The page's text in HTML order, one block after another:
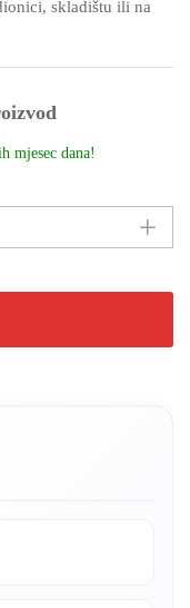
skladištu ili na
mjesec dana!